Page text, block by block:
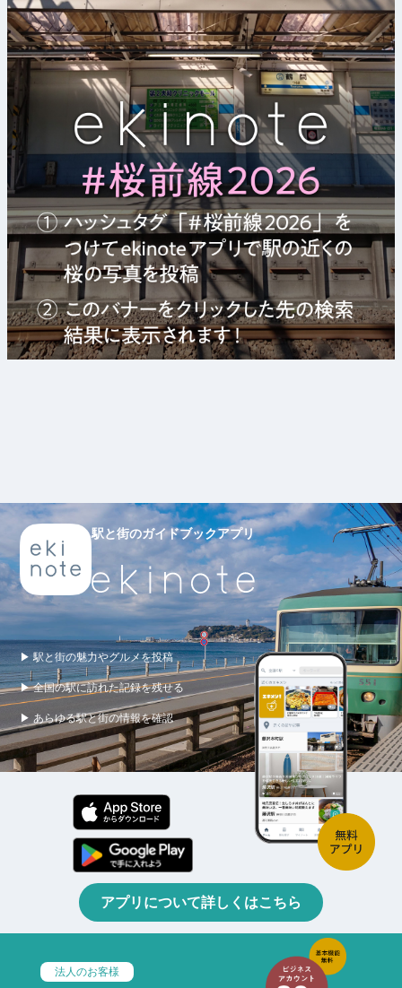
駅と街のガイドブックアプリ
▶ 駅と街の魅力やグルメを投稿
▶ 全国の駅に訪れた記録を残せる
▶ あらゆる駅と街の情報を確認
アプリについて詳しくはこちら
法人のお客様